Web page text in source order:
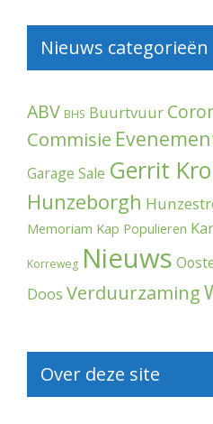
Nieuws categorieën
ABV BHS Buurtvuur
Commisie
Garage Sale Gerrit
Hunzeborgh
Memoriam Kap Populieren
Korreweg Nieuws
Doos Verduurzaming
Over deze site